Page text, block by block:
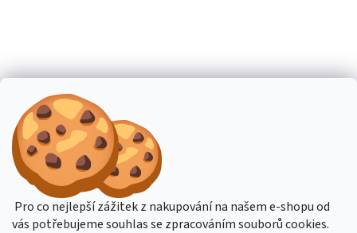
Pro co nejlepší zážitek z nakupování na našem e-shopu od
vás potřebujeme souhlas se zpracováním souborů cookies.